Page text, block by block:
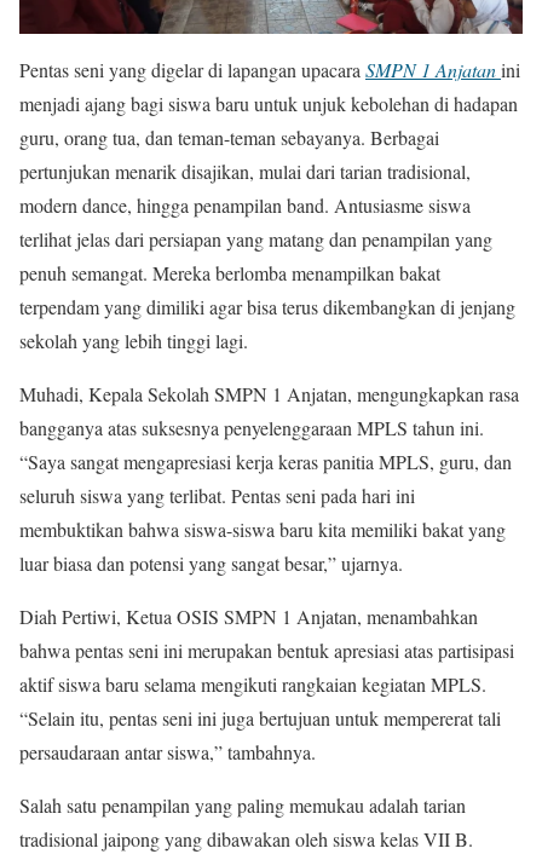
Pentas seni yang digelar di lapangan upacara SMPN 1 Anjatanini
menjadi ajang bagi siswa baru untuk unjuk kebolehan di hadapan
guru, orang tua, dan teman-teman sebayanya. Berbagai
pertunjukan menarik disajikan, mulai dari tarian tradisional,
modern dance, hingga penampilan band. Antusiasme siswa
terlihat jelas dari persiapan yang matang dan penampilan yang
penuh semangat. Mereka berlomba menampilkan bakat
terpendam yang dimiliki agar bisa terus dikembangkan di jenjang
sekolah yang lebih tinggi lagi.
Muhadi, Kepala Sekolah SMPN 1 Anjatan, mengungkapkan rasa
bangganya atas suksesnya penyelenggaraan MPLS tahun ini.
“Saya sangat mengapresiasi kerja keras panitia MPLS, guru, dan
seluruh siswa yang terlibat. Pentas seni pada hari ini
membuktikan bahwa siswa-siswa baru kita memiliki bakat yang
luar biasa dan potensi yang sangat besar,” ujarnya.
Diah Pertiwi, Ketua OSIS SMPN 1 Anjatan, menambahkan
bahwa pentas seni ini merupakan bentuk apresiasi atas partisipasi
aktif siswa baru selama mengikuti rangkaian kegiatan MPLS.
“Selain itu, pentas seni ini juga bertujuan untuk mempererat tali
persaudaraan antar siswa,” tambahnya.
Salah satu penampilan yang paling memukau adalah tarian
tradisional jaipong yang dibawakan oleh siswa kelas VII B.